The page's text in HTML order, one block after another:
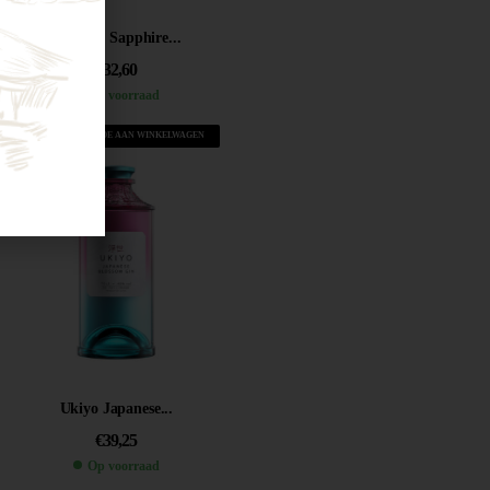
Bombay Sapphire...
32,60
Op voorraad
VOEG TOE AAN WINKELWAGEN
Ukiyo Japanese...
€39,25
Op voorraad